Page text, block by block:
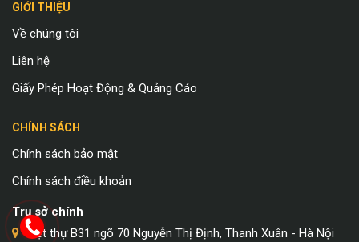
GIỚI THIỆU
Về chúng tôi
Liên hệ
Giấy Phép Hoạt Động & Quảng Cáo
CHÍNH SÁCH
Chính sách bảo mật
Chính sách điều khoản
Trụ sở chính
Biệt thự B31 ngõ 70 Nguyễn Thị Định, Thanh Xuân - Hà Nội